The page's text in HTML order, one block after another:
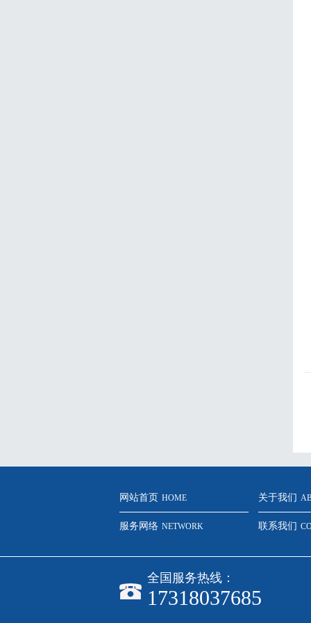
网站首页 HOME 关于我们
服务网络 NETWORK 联系我们
全国服务热线：
17318037685